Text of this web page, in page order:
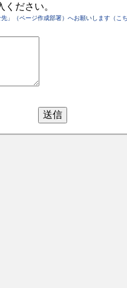
ください。
」（ページ作成部署）へお願いします（こ